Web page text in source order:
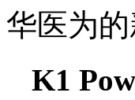
华医为
K1